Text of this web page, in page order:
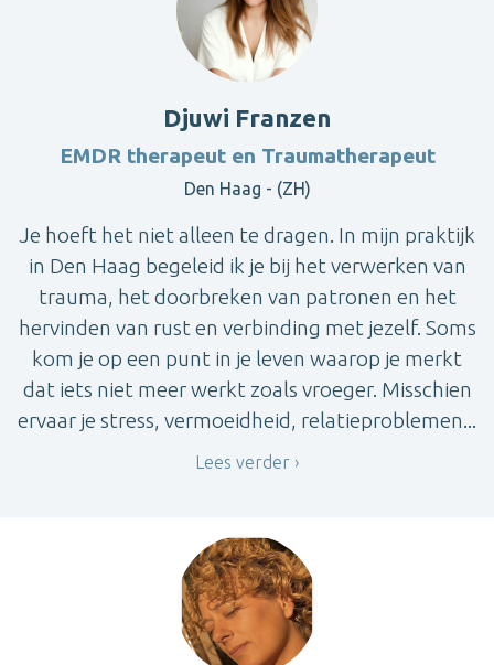
Djuwi Franzen
EMDR therapeut en Traumatherapeut
Den Haag - (ZH)
Je hoeft het niet alleen te dragen. In mijn praktijk
in Den Haag begeleid ik je bij het verwerken van
trauma, het doorbreken van patronen en het
hervinden van rust en verbinding met jezelf. Soms
kom je op een punt in je leven waarop je merkt
dat iets niet meer werkt zoals vroeger. Misschien
ervaar je stress, vermoeidheid, relatieproblemen...
Lees verder